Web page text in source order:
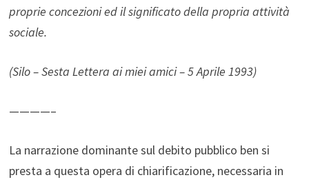
proprie concezioni ed il significato della propria attività
sociale.
(Silo – Sesta Lettera ai miei amici – 5 Aprile 1993)
————–
La narrazione dominante sul debito pubblico ben si
presta a questa opera di chiarificazione, necessaria in